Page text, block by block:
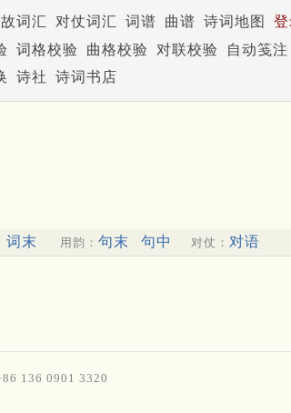
词汇 对仗词汇 词谱 曲谱 诗词地图
词格校验 曲格校验 对联校验
自动笺注
诗社 诗词书店
词末 用韵： 句末 句中 对仗： 对语
136 0901 3320